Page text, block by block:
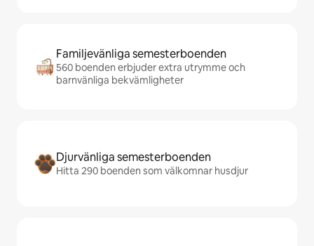
Familjevänliga semesterboenden
560 boenden erbjuder extra utrymme och
barnvänliga bekvämligheter
Djurvänliga semesterboenden
Hitta 290 boenden som välkomnar husdjur